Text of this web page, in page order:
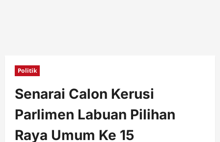
Politik
Senarai Calon Kerusi
Parlimen Labuan Pilihan
Raya Umum Ke 15